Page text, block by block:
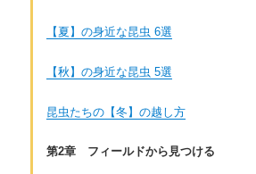
【夏】の身近な昆虫 6選
【秋】の身近な昆虫 5選
昆虫たちの【冬】の越し方
第2章 フィールドから見つける